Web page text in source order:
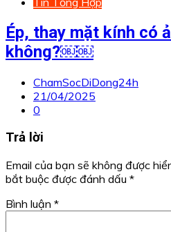
Ép, thay mặt kính có
không?￼￼
ChamSocDiDong24h
21/04/2025
0
Trả lời
Email của bạn sẽ không được
bắt buộc được đánh dấu *
Bình luận *